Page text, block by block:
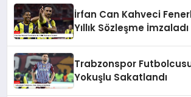
İrfan Can Kahveci
Yıllık Sözleşme İmzaladı
Trabzonspor
Yokuşlu Sakatlandı